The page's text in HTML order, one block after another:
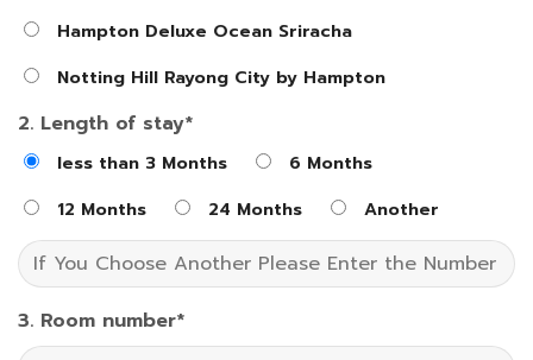
Hampton Deluxe Ocean Sriracha
Notting Hill Rayong City by Hampton
2. Length of stay*
less than 3 Months
6 Months
12 Months
24 Months Another
3. Room number*